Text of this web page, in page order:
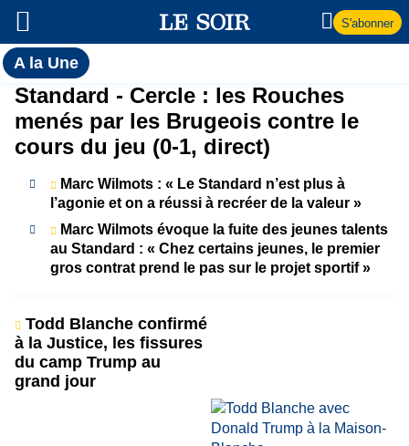
S'abonner
A la UneToutes
l'actualité
du Soir
A
la
Une
Standard - Cercle : les Rouches
menés par les Brugeois contre le
cours du jeu (0-1, direct)
Marc Wilmots : « Le Standard n’est plus à
l’agonie et on a réussi à recréer de la valeur »
Marc Wilmots évoque la fuite des jeunes talents
au Standard : « Chez certains jeunes, le premier
gros contrat prend le pas sur le projet sportif »
Todd Blanche confirmé
à la Justice, les fissures
du camp Trump au
grand jour